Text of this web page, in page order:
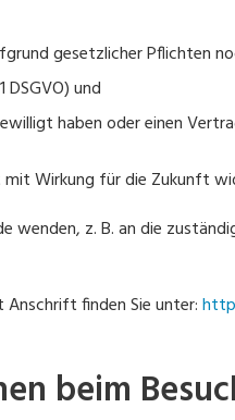
gesetzlicher Pflichten
und
haben oder einen
mit Wirkung für die Zukunft
z. B. an die
finden Sie unter:
beim